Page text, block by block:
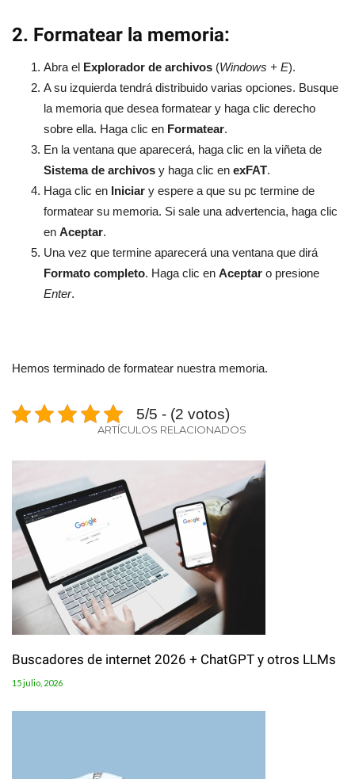
2. Formatear la memoria:
Abra el Explorador de archivos (Windows + E).
A su izquierda tendrá distribuido varias opciones. Busque
la memoria que desea formatear y haga clic derecho
sobre ella. Haga clic en Formatear.
En la ventana que aparecerá, haga clic en la viñeta de
Sistema de archivos y haga clic en exFAT.
Haga clic en Iniciar y espere a que su pc termine de
formatear su memoria. Si sale una advertencia, haga clic
en Aceptar.
Una vez que termine aparecerá una ventana que dirá
Formato completo. Haga clic en Aceptar o presione
Enter.
Hemos terminado de formatear nuestra memoria.
5/5 - (2 votos)
ARTÍCULOS RELACIONADOS
Buscadores de internet 2026 + ChatGPT y otros LLMs
15 julio, 2026